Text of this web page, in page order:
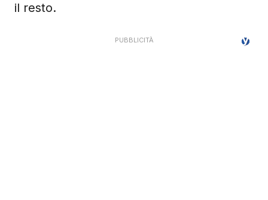
il resto.